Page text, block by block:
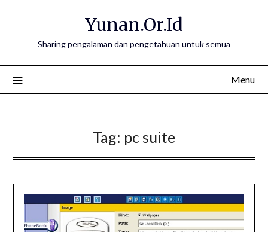
Yunan.Or.Id
Sharing pengalaman dan pengetahuan untuk semua
Menu
Tag: pc suite